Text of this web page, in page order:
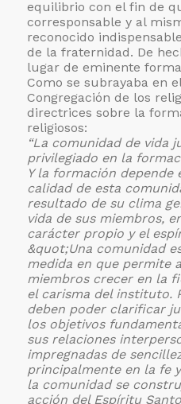
equilibrio con el fin de
corresponsable y al
reconocido
de la fraternidad. De
lugar de eminente
Como se subrayaba en
Congregación de los
directrices sobre la
religiosos:
“La comunidad de vida
privilegiado en la
Y la formación depende
calidad de esta
resultado de su clima
vida de sus miembros,
carácter propio y el
&quot;Una comunidad
medida en que permite
miembros crecer en la
el carisma del instituto.
deben poder clarificar
los objetivos
sus relaciones
impregnadas de
principalmente en la fe
la comunidad se
acción del Espíritu